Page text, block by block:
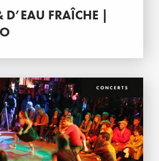
FRAÎCHE |
CONCERTS